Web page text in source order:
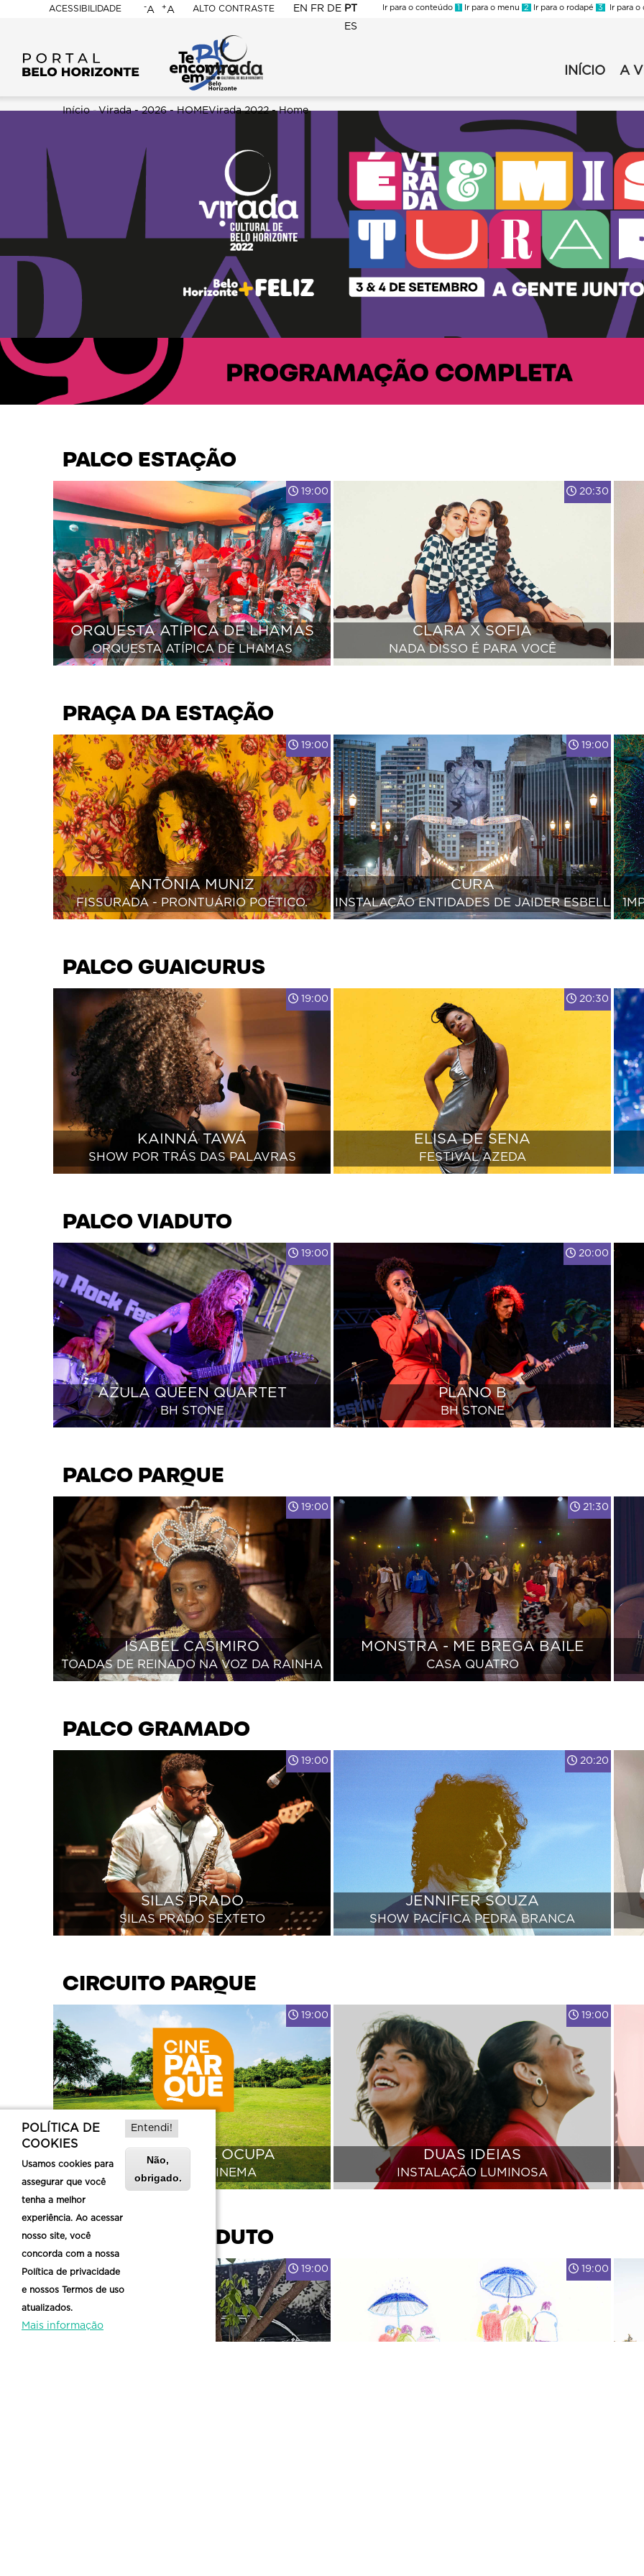
ACESSIBILIDADE
BELO
HORIZONTE
-A +A ALTO CONTRASTE EN FR DE PT
ES
Ir para o conteúdo 1 Ir para o menu 2 Ir para o rodapé 3 Ir para o
2022
Secundário
-
Virada
2022
-
Principal
INÍCIO A
Trilha
navegação
Início -Virada - 2026 - HOMEVirada 2022 - Home
PALCO ESTAÇÃO
19:00
ORQUESTA ATÍPICA DE LHAMAS
ORQUESTA ATÍPICA DE LHAMAS
20:30
CLARA X SOFIA
NADA DISSO É PARA VOCÊ
PRAÇA DA ESTAÇÃO
19:00
ANTÔNIA MUNIZ
FISSURADA - PRONTUÁRIO POÉTICO.
19:00
CURA
INSTALAÇÃO ENTIDADES DE JAIDER ESBELL
PALCO GUAICURUS
19:00
KAINNÁ TAWÁ
SHOW POR TRÁS DAS PALAVRAS
20:30
ELISA DE SENA
FESTIVAL AZEDA
PALCO VIADUTO
19:00
AZULA QUEEN QUARTET
BH STONE
20:00
PLANO B
BH STONE
PALCO PARQUE
19:00
ISABEL CASIMIRO
TOADAS DE REINADO NA VOZ DA RAINHA
21:30
MONSTRA - ME BREGA BAILE
CASA QUATRO
PALCO GRAMADO
19:00
SILAS PRADO
SILAS PRADO SEXTETO
20:20
JENNIFER SOUZA
SHOW PACÍFICA PEDRA BRANCA
CIRCUITO PARQUE
19:00
CINE QUINTAL OCUPA
MOSTRA DE CINEMA
19:00
DUAS IDEIAS
INSTALAÇÃO LUMINOSA
ARCOS DO VIADUTO
19:00 19:00
POLÍTICA DE
COOKIES
Usamos cookies para
assegurar que você
tenha a melhor
experiência. Ao acessar
nosso site, você
concorda com a nossa
Política de privacidade
e nossos Termos de uso
atualizados.
Mais informação
Entendi!
Não,
obrigado.